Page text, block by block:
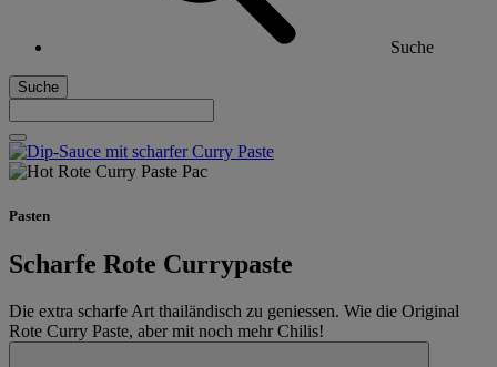
Suche
Suche
Pasten
Scharfe Rote Currypaste
Die extra scharfe Art thailändisch zu geniessen. Wie die Original
Rote Curry Paste, aber mit noch mehr Chilis!